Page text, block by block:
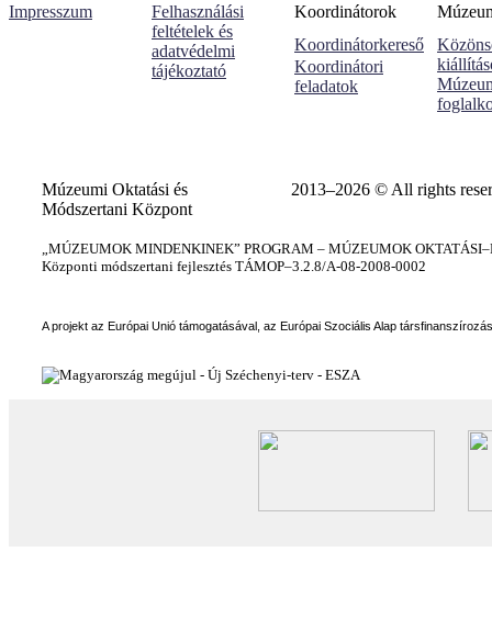
Impresszum
Felhasználási
feltételek és
adatvédelmi
tájékoztató
Koordinátorok
Koordinátorkereső
Koordinátori
feladatok
Múzeumi Oktatási és
Módszertani Központ
2013–2026 © All rights
„MÚZEUMOK MINDENKINEK” PROGRAM – MÚZEUMOK
Központi módszertani fejlesztés TÁMOP–3.2.8/A-08-2008-0002
A projekt az Európai Unió támogatásával, az Európai Szociális Alap